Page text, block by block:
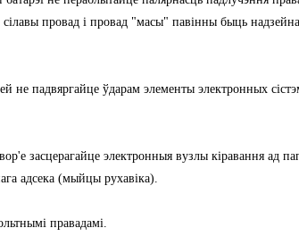
сілавы провад і провад "масы" павінны быць
не падвяргайце ўдарам элементы электронных
засцерагайце электронныя вузлы кіравання ад
адсека (мыйцы рухавіка).
правадамі.